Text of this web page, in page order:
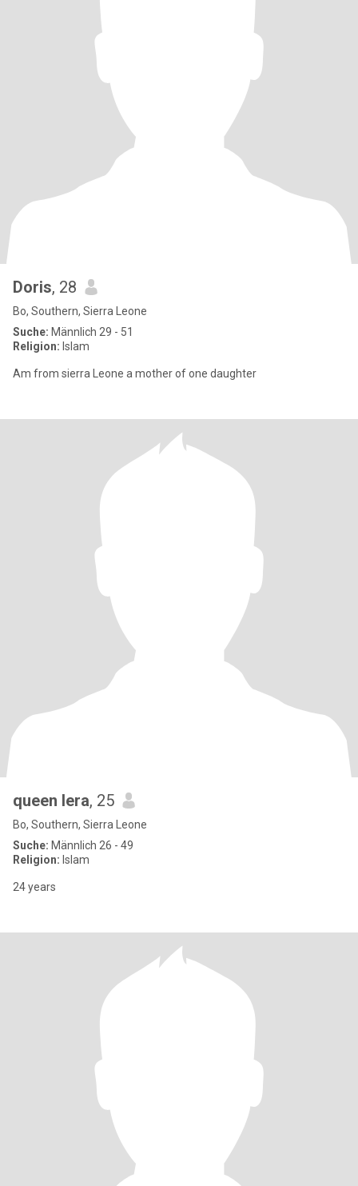
Doris, 28
Bo, Southern, Sierra Leone
Suche: Männlich 29 - 51
Religion: Islam
Am from sierra Leone a mother of one daughter
queen lera, 25
Bo, Southern, Sierra Leone
Suche: Männlich 26 - 49
Religion: Islam
24 years